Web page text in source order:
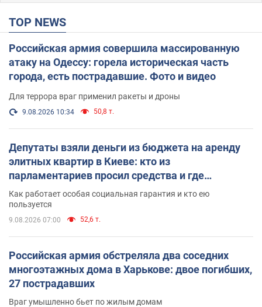
TOP NEWS
Российская армия совершила массированную
атаку на Одессу: горела историческая часть
города, есть пострадавшие. Фото и видео
Для террора враг применил ракеты и дроны
9.08.2026 10:34 50,8 т.
Депутаты взяли деньги из бюджета на аренду
элитных квартир в Киеве: кто из
парламентариев просил средства и где
поселился
Как работает особая социальная гарантия и кто ею
пользуется
9.08.2026 07:00 52,6 т.
Российская армия обстреляла два соседних
многоэтажных дома в Харькове: двое погибших,
27 пострадавших
Враг умышленно бьет по жилым домам